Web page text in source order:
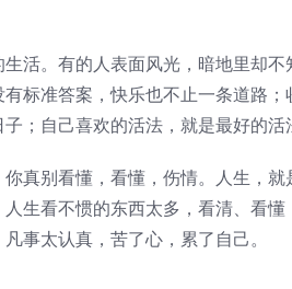
活。有的人表面风光，暗地里却
标准答案，快乐也不止一条道路；
；自己喜欢的活法，就是最好的活
真别看懂，看懂，伤情。人生，
生看不惯的东西太多，看清、看
事太认真，苦了心，累了自己。